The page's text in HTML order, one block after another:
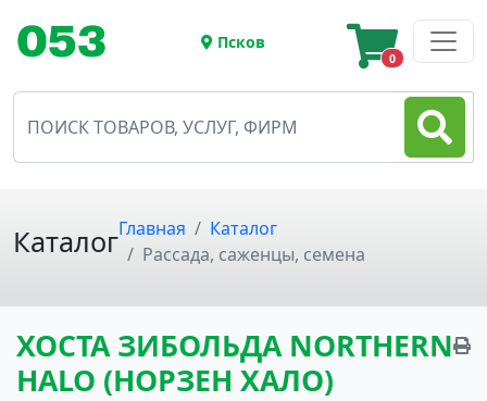
Псков
0
КаталогГлавная
Каталог
Рассада, саженцы, семена
ХОСТА ЗИБОЛЬДА NORTHERN
HALO (НОРЗЕН ХАЛО)